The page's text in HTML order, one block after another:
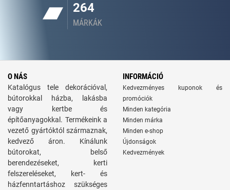
264
MÁRKÁK
O NÁS
Katalógus tele dekorációval,
bútorokkal házba, lakásba
vagy kertbe és
építőanyagokkal. Termékeink a
vezető gyártóktól származnak,
kedvező áron. Kínálunk
bútorokat, belső
berendezéseket, kerti
felszereléseket, kert- és
házfenntartáshoz szükséges
INFORMÁCIÓ
Kedvezményes kuponok és
promóciók
Minden kategória
Minden márka
Minden e-shop
Újdonságok
Kedvezmények